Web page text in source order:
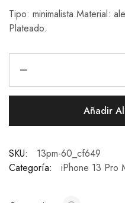
Tipo: minimalista.Material:
Plateado.
Añadir
SKU:
13pm-60_cf649
Categoría:
iPhone 13 Pro